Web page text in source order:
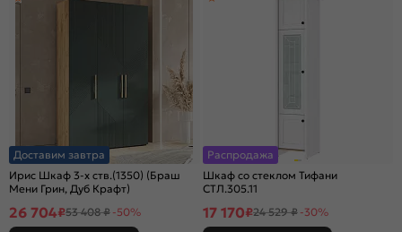
Доставим завтра
Ирис Шкаф 3-х ств.(1350) (Браш
Мени Грин, Дуб Крафт)
26 704₽53 408 ₽ -50%
Распродажа
Шкаф со стеклом Тифани
СТЛ.305.11
17 170₽24 529 ₽ -30%